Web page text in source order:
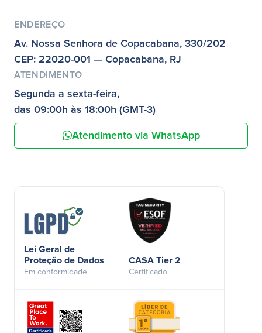
ENDEREÇO
Av. Nossa Senhora de Copacabana, 330/202
CEP: 22020-001 — Copacabana, RJ
ATENDIMENTO
Segunda a sexta-feira,
das 09:00h às 18:00h (GMT-3)
Atendimento via WhatsApp
Lei Geral de
Proteção de Dados
Em conformidade
CASA Tier 2
Certificado